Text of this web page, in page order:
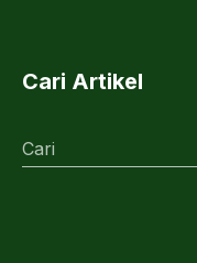
Cari Artikel
Cari